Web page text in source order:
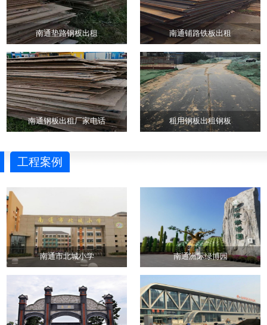
南通垫路钢板出租 南通铺路铁板出租
南通钢板出租厂家电话 租用钢板出租钢板
工程案例
南通市北城小学 南通洲际绿博园